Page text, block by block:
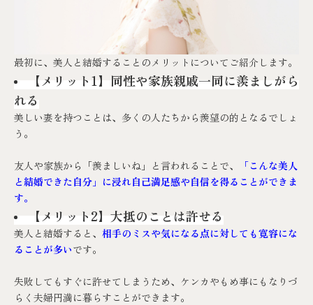
最初に、美人と結婚することのメリットについてご紹介します。
【メリット1】同性や家族親戚一同に羨ましがら
れる
美しい妻を持つことは、多くの人たちから羨望の的となるでしょ
う。
友人や家族から「羨ましいね」と言われることで、
「こんな美人
と結婚できた自分」に浸れ自己満足感や自信を得ることができま
す。
【メリット2】大抵のことは許せる
美人と結婚すると、 相手のミスや気になる点に対しても寛容にな
ることが多いです。
失敗してもすぐに許せてしまうため、ケンカやもめ事にもなりづ
らく夫婦円満に暮らすことができます。